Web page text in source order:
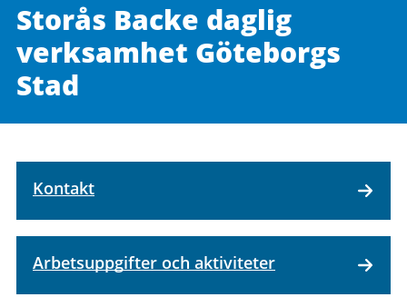
Storås Backe daglig
verksamhet Göteborgs
Stad
Kontakt
Arbetsuppgifter och aktiviteter